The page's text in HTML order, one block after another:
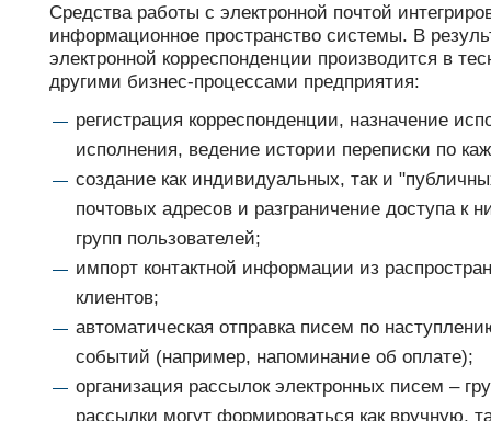
Средства работы с электронной почтой
информационное пространство системы. В
электронной корреспонденции производится в
другими бизнес-процессами предприятия:
регистрация корреспонденции, назначение
исполнения, ведение истории переписки по
создание как индивидуальных, так и
почтовых адресов и разграничение доступа к
групп пользователей;
импорт контактной информации из
клиентов;
автоматическая отправка писем по
событий (например, напоминание об оплате);
организация рассылок электронных писем –
рассылки могут формироваться как вручную,